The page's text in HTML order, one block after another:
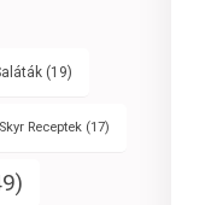
(19)
Skyr Receptek (17)